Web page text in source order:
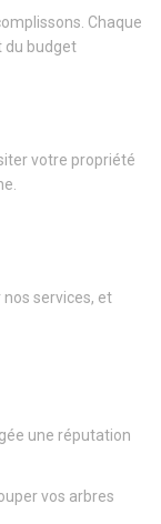
Chaque
du budget
votre propriété
services, et
une réputation
vos arbres